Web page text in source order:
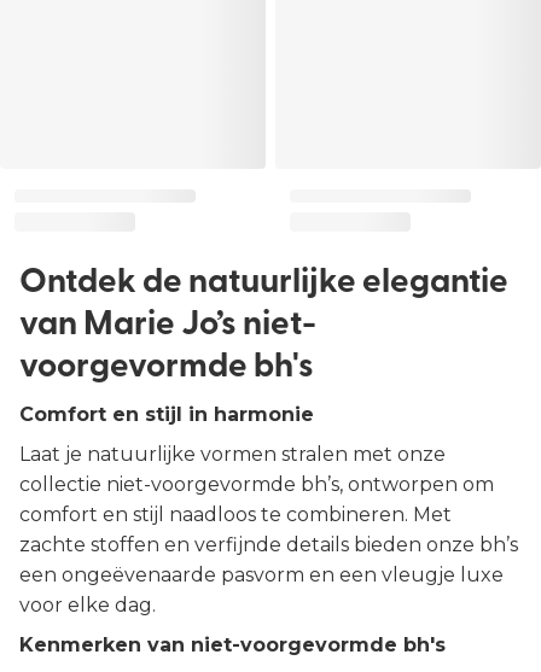
Ontdek de natuurlijke elegantie
van Marie Jo’s niet-
voorgevormde bh's
Comfort en stijl in harmonie
Laat je natuurlijke vormen stralen met onze
collectie niet-voorgevormde bh’s, ontworpen om
comfort en stijl naadloos te combineren. Met
zachte stoffen en verfijnde details bieden onze bh’s
een ongeëvenaarde pasvorm en een vleugje luxe
voor elke dag.
Kenmerken van niet-voorgevormde bh's